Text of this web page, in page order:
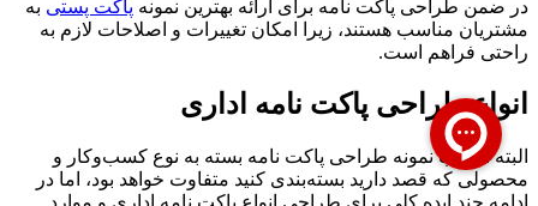
در ضمن طراحی پاکت نامه برای ارائه بهترین نمونه پاکت پستی به
مشتریان مناسب هستند، زیرا امکان تغییرات و اصلاحات لازم به
راحتی فراهم است.
انواع طراحی پاکت نامه اداری
البته انتخاب نمونه طراحی پاکت نامه بسته به نوع کسب‌وکار و
محصولی که قصد دارید بسته‌بندی کنید متفاوت خواهد بود، اما در
ادامه چند ایده کلی برای طراحی انواع پاکت نامه اداری و موارد